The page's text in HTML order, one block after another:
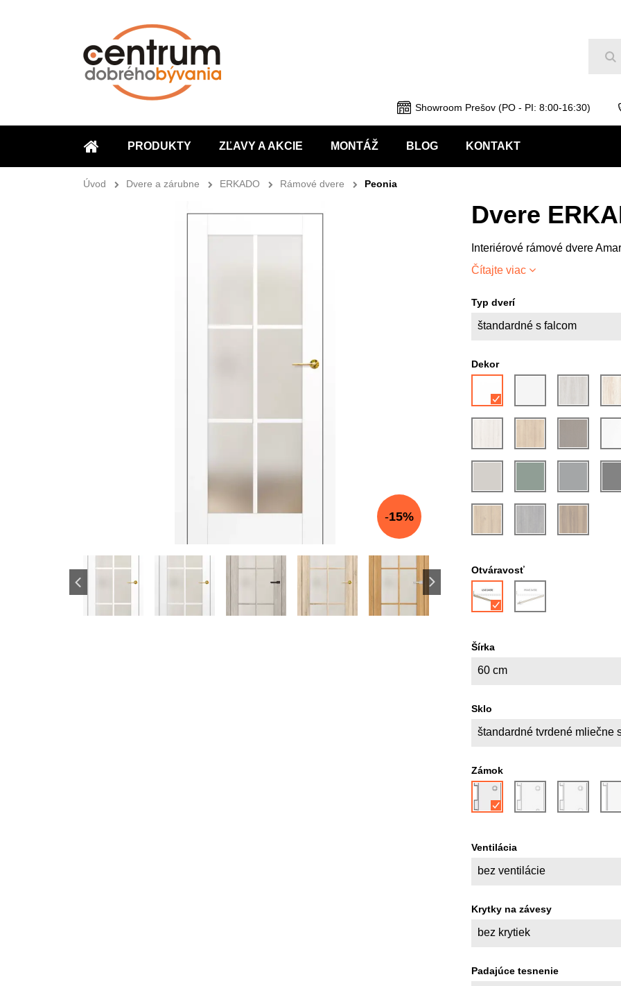
ÚVOD
PRODUKTY ZĽAVY A AKCIE MONTÁŽ BLOG KONTAKT
Showroom Prešov (PO - PI: 8:00-16:30)
Úvod Dvere a zárubne ERKADO Rámové dvere Peonia
Dvere
Interiérové rámové dvere
Čítajte viac
15%
Typ dverí
štandardné s falcom
Dekor
Otváravosť
Šírka
60 cm
Sklo
štandardné tvrdené mliečne
Zámok
Ventilácia
bez ventilácie
Krytky na závesy
bez krytiek
Padajúce tesnenie